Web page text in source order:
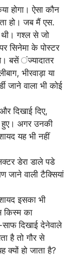
होगा। ऐसा कौन
हो। जब मैं एस.
थी। गश्ल से जो
सिनेमा के पोस्टर
बसें ंज्यादातर
भीरवाड़ा या
जाने वाला भी कोई
दिखाई दिए,
हुए। अगर उनकी
यह भी नहीं
डेरा डाले पडे
वाली टैक्सियां
इसका भी
किस्म का
दिखाई देनेवाले
है तो गौर से
क्यों हो जाता है?